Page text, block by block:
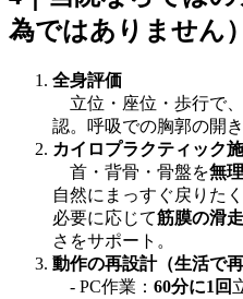
為ではありません）
全身評価
立位・座位・歩行で、
認。呼吸での胸郭の開
カイロプラクティック
首・背骨・骨盤を無
自然にまっすぐ戻りた
必要に応じて筋膜の滑走
さをサポート。
動作の再設計（生活で
- PC作業： 60分に1回